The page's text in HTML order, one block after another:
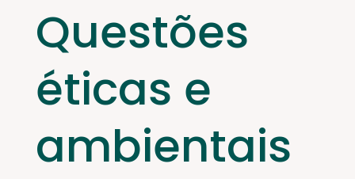
Questões
éticas e
ambientais